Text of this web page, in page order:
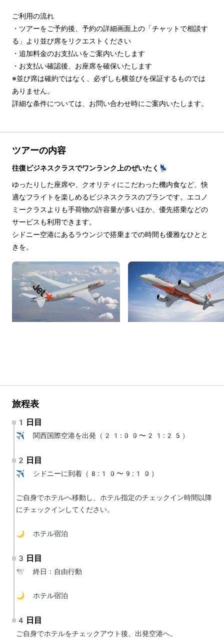
ご利用の流れ
・ツアーをご予約後、予約の詳細画面上の「チャットで相談す
る」より並び席をリクエストください
・追加料金のお支払いをご案内いたします
・お支払い確認後、お座席を確保いたします
※並び席は確約ではなく、必ずしも横並びを保証するものでは
ありません。
詳細な条件については、お問い合わせ時にご案内いたします。
ツアーの内容
往復ビジネスクラスでワンランク上のぜいたく💺
ゆったりした座席や、クオリティにこだわった機内食など、快
適なフライトを楽しめるビジネスクラスのプランです。エコノ
ミークラスよりも手荷物の許容量が多いほか、優先搭乗などの
サービスも利用できます。
シドニー空港にあるラウンジで搭乗までの時間も優雅なひとと
きを。
旅程表
1日目
✈️ 関西国際空港を出発（21:00〜21:25）
2日目
✈️ シドニーに到着（8:10〜9:10）
ご自身でホテルへ移動し、ホテル指定のチェックイン時間以降
にチェックインしてください。
🌙 ホテル宿泊
3日目
🕊 終日：自由行動
🌙 ホテル宿泊
4日目
ご自身でホテルをチェックアウト後、出発空港へ。